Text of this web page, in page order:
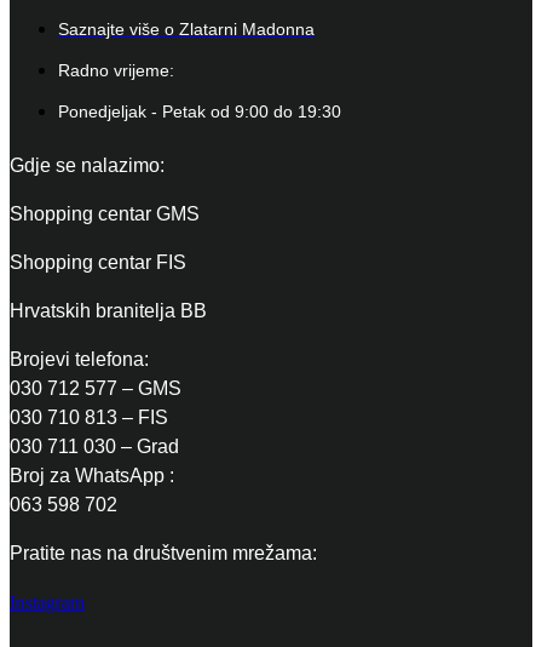
Saznajte više o Zlatarni Madonna
Radno vrijeme:
Ponedjeljak - Petak od 9:00 do 19:30
Gdje se nalazimo:
Shopping centar GMS
Shopping centar FIS
Hrvatskih branitelja BB
Brojevi telefona:
030 712 577 – GMS
030 710 813 – FIS
030 711 030 – Grad
Broj za WhatsApp :
063 598 702
Pratite nas na društvenim mrežama:
Instagram